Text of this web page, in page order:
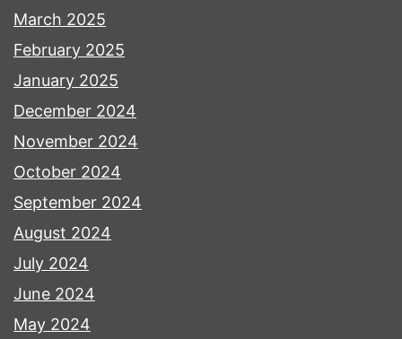
March 2025
February 2025
January 2025
December 2024
November 2024
October 2024
September 2024
August 2024
July 2024
June 2024
May 2024